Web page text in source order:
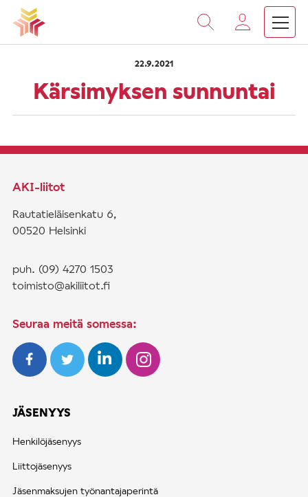
Vieritä
sisältöön
Etusivu Kärsimyksen sunnuntai
22.9.2021
Kärsimyksen sunnuntai
AKI-liitot
Rautatieläisenkatu 6,
00520 Helsinki
puh. (09) 4270 1503
toimisto@akiliitot.fi
Seuraa meitä somessa:
JÄSENYYS
Henkilöjäsenyys
Liittojäsenyys
Jäsenmaksujen työnantajaperintä